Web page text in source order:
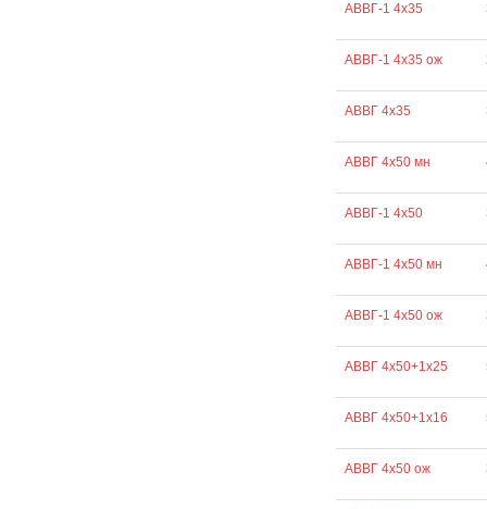
АВВГ-1 4х35
АВВГ-1 4х35 ож
АВВГ 4х35
АВВГ 4х50 мн
АВВГ-1 4х50
АВВГ-1 4х50 мн
АВВГ-1 4х50 ож
АВВГ 4х50+1х25
АВВГ 4х50+1х16
АВВГ 4х50 ож